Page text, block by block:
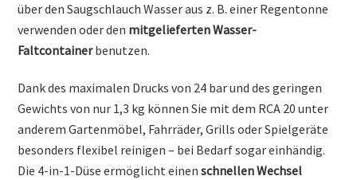
über den Saugschlauch Wasser aus z. B. einer Regentonne
verwenden oder den mitgelieferten Wasser-
Faltcontainerbenutzen.
Dank des maximalen Drucks von 24 bar und des geringen
Gewichts von nur 1,3 kg können Sie mit dem RCA 20 unter
anderem Gartenmöbel, Fahrräder, Grills oder Spielgeräte
besonders flexibel reinigen – bei Bedarf sogar einhändig.
Die 4-in-1-Düse ermöglicht einenschnellen Wechsel